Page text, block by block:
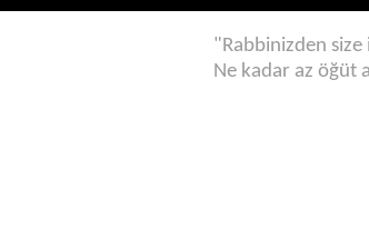
"Rabbinizden
Ne kadar az öğüt